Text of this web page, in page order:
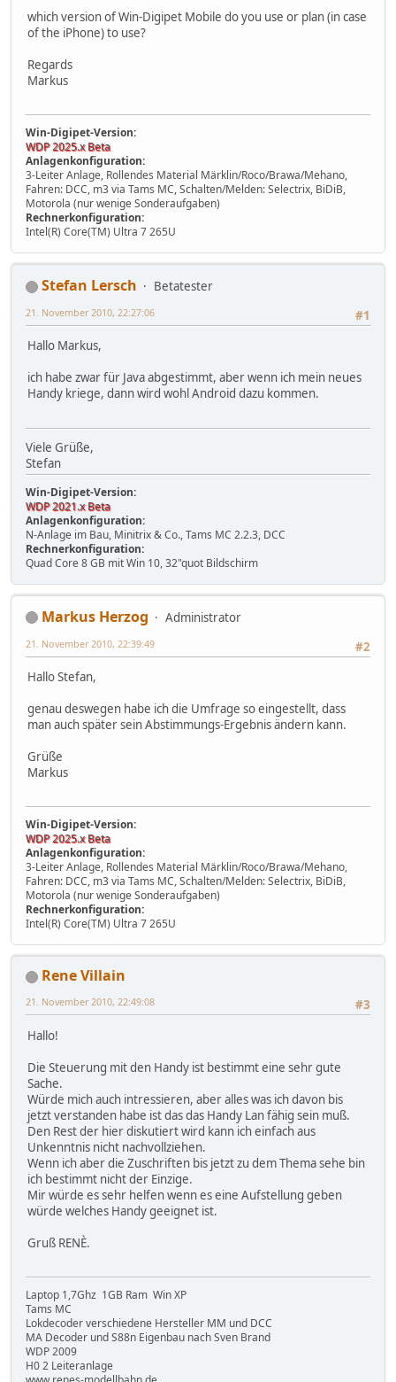
which version of Win-Digipet Mobile do you use or plan (in case
of the iPhone) to use?
Regards
Markus
Win-Digipet-Version:
WDP 2025.x Beta
Anlagenkonfiguration:
3-Leiter Anlage, Rollendes Material Märklin/Roco/Brawa/Mehano,
Fahren: DCC, m3 via Tams MC, Schalten/Melden: Selectrix, BiDiB,
Motorola (nur wenige Sonderaufgaben)
Rechnerkonfiguration:
Intel(R) Core(TM) Ultra 7 265U
Stefan Lersch
Betatester
#1
21. November 2010, 22:27:06
Hallo Markus,
ich habe zwar für Java abgestimmt, aber wenn ich mein neues
Handy kriege, dann wird wohl Android dazu kommen.
Viele Grüße,
Stefan
Win-Digipet-Version:
WDP 2021.x Beta
Anlagenkonfiguration:
N-Anlage im Bau, Minitrix & Co., Tams MC 2.2.3, DCC
Rechnerkonfiguration:
Quad Core 8 GB mit Win 10, 32"quot Bildschirm
Markus Herzog
Administrator
#2
21. November 2010, 22:39:49
Hallo Stefan,
genau deswegen habe ich die Umfrage so eingestellt, dass
man auch später sein Abstimmungs-Ergebnis ändern kann.
Grüße
Markus
Win-Digipet-Version:
WDP 2025.x Beta
Anlagenkonfiguration:
3-Leiter Anlage, Rollendes Material Märklin/Roco/Brawa/Mehano,
Fahren: DCC, m3 via Tams MC, Schalten/Melden: Selectrix, BiDiB,
Motorola (nur wenige Sonderaufgaben)
Rechnerkonfiguration:
Intel(R) Core(TM) Ultra 7 265U
Rene Villain
#3
21. November 2010, 22:49:08
Hallo!
Die Steuerung mit den Handy ist bestimmt eine sehr gute
Sache.
Würde mich auch intressieren, aber alles was ich davon bis
jetzt verstanden habe ist das das Handy Lan fähig sein muß.
Den Rest der hier diskutiert wird kann ich einfach aus
Unkenntnis nicht nachvollziehen.
Wenn ich aber die Zuschriften bis jetzt zu dem Thema sehe bin
ich bestimmt nicht der Einzige.
Mir würde es sehr helfen wenn es eine Aufstellung geben
würde welches Handy geeignet ist.
Gruß RENÈ.
Laptop 1,7Ghz 1GB Ram Win XP
Tams MC
Lokdecoder verschiedene Hersteller MM und DCC
MA Decoder und S88n Eigenbau nach Sven Brand
WDP 2009
H0 2 Leiteranlage